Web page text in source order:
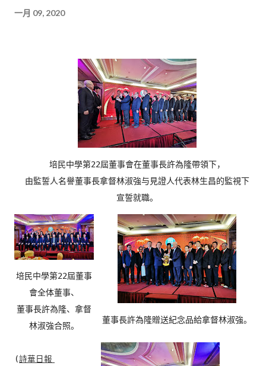
一月 09, 2020
培民中學第22屆董事會在董事長許為隆帶領下，
由監誓人名譽董事長拿督林淑強与見證人代表林生昌的監視下
宣誓就職。
董事長許為隆贈送紀念品給拿督林淑強。
培民中學第22屆董事
會全体董事、
董事長許為隆、 拿督
林淑強合照。
(詩華日報